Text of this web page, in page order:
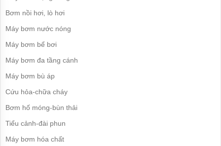
inox
Máy
bơm
họng
súng
Bơm
hơi,
hơi
Máy
nước
Bơm nồi hơi, lò hơi
Máy bơm nước nóng
Máy bơm bể bơi
Máy bơm đa tầng cánh
Máy bơm bù áp
Cứu hỏa-chữa cháy
Bơm hố móng-bùn thải
Tiểu cảnh-đài phun
Máy bơm hóa chất